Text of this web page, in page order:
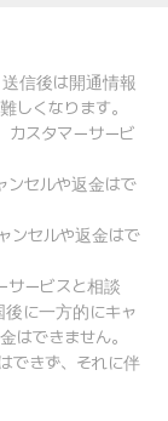
送信後は開通情報
しくなります。
カスタマーサービ
ンセルや返金はで
ンセルや返金はで
サービスと相談
に一方的にキャ
はできません。
できず、それに伴